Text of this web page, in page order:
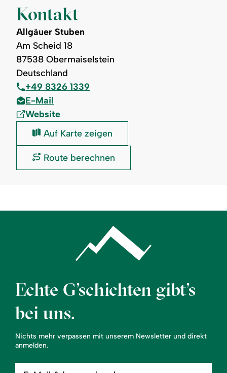
Kontakt
Allgäuer Stuben
Am Scheid 18
87538 Obermaiselstein
Deutschland
+49 8326 1339
E-Mail
Website
Allgäuer
Auf Karte zeigen
Allgäuer
Route berechnen
Echte G’schichten gibt’s
bei uns.
Nichts mehr verpassen mit unserem Newsletter und direkt
anmelden.